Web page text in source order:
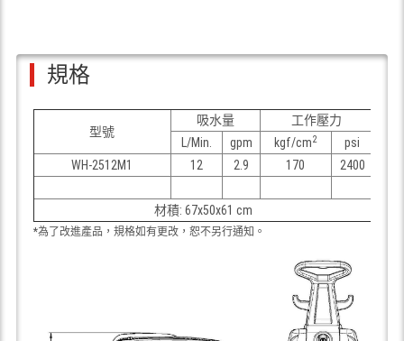
規格
型號
吸水量
工作壓力
L/Min.
gpm kgf/cm2 psi
WH-2512M1
12 2.9 170 2400
材積: 67x50x61 cm
*為了改進產品，規格如有更改，恕不另行通知。